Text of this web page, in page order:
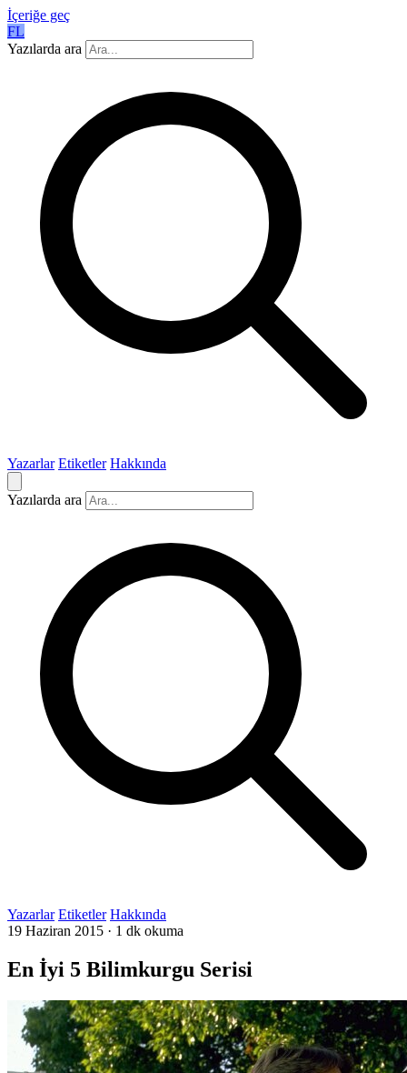
İçeriğe geç
FL
Yazılarda ara
Yazarlar Etiketler Hakkında
Yazılarda ara
Yazarlar Etiketler Hakkında
19 Haziran 2015 · 1 dk okuma
En İyi 5 Bilimkurgu Serisi